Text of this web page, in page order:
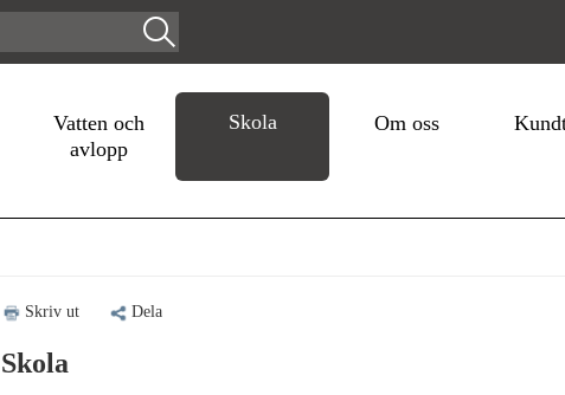
Vatten och
avlopp
Skola Om oss
Skriv ut Dela
Skola